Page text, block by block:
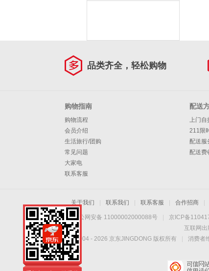
品类齐全，轻松购物
购物指南
购物流程
会员介绍
生活旅行/团购
常见问题
大家电
联系客服
配送
上门自
211限
配送服
配送费
关于我们 联系我们 联系客服 合作招商
京公网安备 11000002000088号 京ICP备
互联网
Copyright © 2004 - 2026 京东JINGDONG 版权所有 消费者